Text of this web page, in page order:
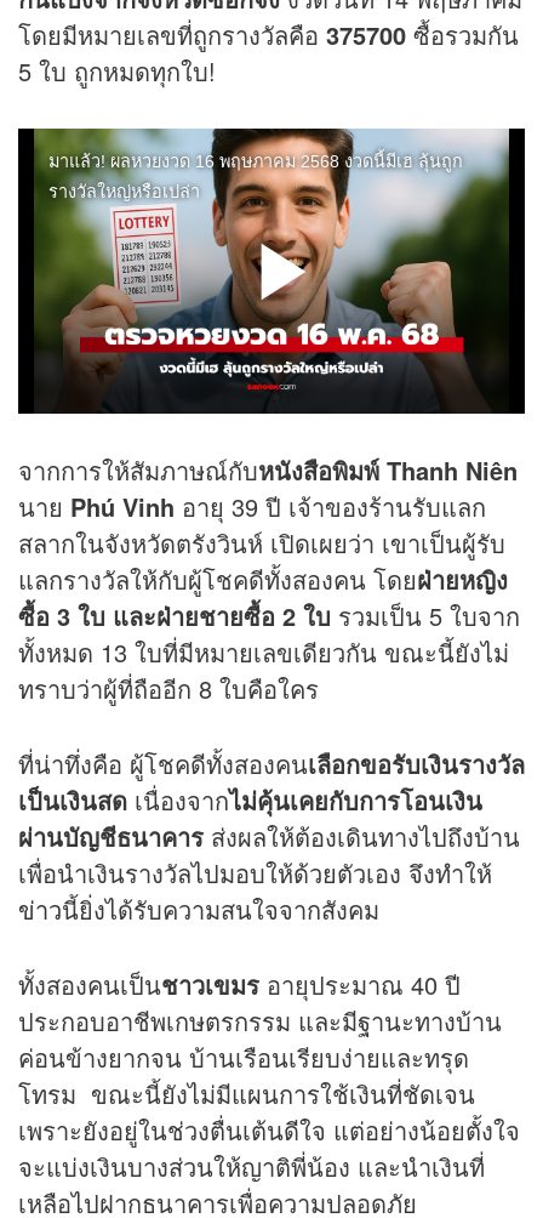
โดยมีหมายเลขที่ถูกรางวัลคือ 375700 ซื้อรวมกัน
5 ใบ ถูกหมดทุกใบ!
จากการให้สัมภาษณ์กับหนังสือพิมพ์ Thanh Niên
นาย Phú Vinh อายุ 39 ปี เจ้าของร้านรับแลก
สลากในจังหวัดตรังวินห์ เปิดเผยว่า เขาเป็นผู้รับ
แลกรางวัลให้กับผู้โชคดีทั้งสองคน โดยฝ่ายหญิง
ซื้อ 3 ใบ และฝ่ายชายซื้อ 2 ใบ รวมเป็น 5 ใบจาก
ทั้งหมด 13 ใบที่มีหมายเลขเดียวกัน ขณะนี้ยังไม่
ทราบว่าผู้ที่ถืออีก 8 ใบคือใคร
ที่น่าทึ่งคือ ผู้โชคดีทั้งสองคนเลือกขอรับเงินรางวัล
เป็นเงินสด เนื่องจากไม่คุ้นเคยกับการโอนเงิน
ผ่านบัญชีธนาคาร ส่งผลให้ต้องเดินทางไปถึงบ้าน
เพื่อนำเงินรางวัลไปมอบให้ด้วยตัวเอง จึงทำให้
ข่าวนี้ยิ่งได้รับความสนใจจากสังคม
ทั้งสองคนเป็นชาวเขมร อายุประมาณ 40 ปี
ประกอบอาชีพเกษตรกรรม และมีฐานะทางบ้าน
ค่อนข้างยากจน บ้านเรือนเรียบง่ายและทรุด
โทรม ขณะนี้ยังไม่มีแผนการใช้เงินที่ชัดเจน
เพราะยังอยู่ในช่วงตื่นเต้นดีใจ แต่อย่างน้อยตั้งใจ
จะแบ่งเงินบางส่วนให้ญาติพี่น้อง และนำเงินที่
เหลือไปฝากธนาคารเพื่อความปลอดภัย